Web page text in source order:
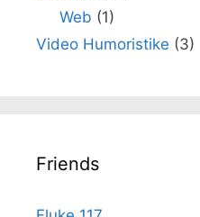
Web (1)
Video Humoristike (3)
Friends